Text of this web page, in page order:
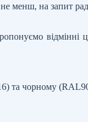
менш, на запит
відмінні
та чорному